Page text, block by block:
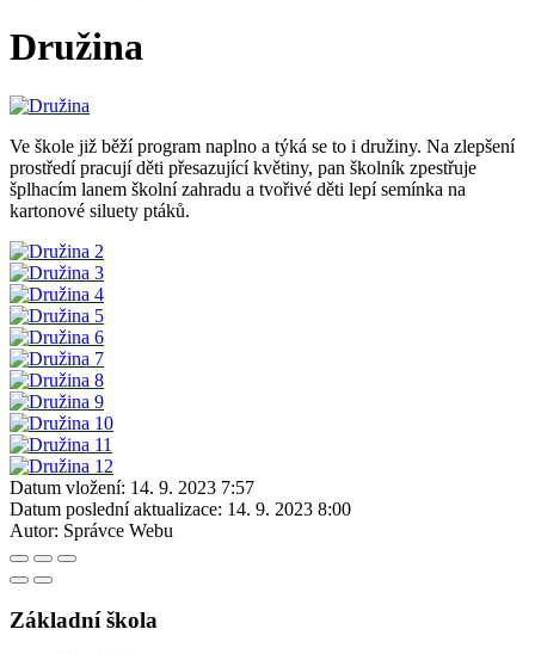
Družina
Ve škole již běží program naplno a týká se to i družiny. Na zlepšení
prostředí pracují děti přesazující květiny, pan školník zpestřuje
šplhacím lanem školní zahradu a tvořivé děti lepí semínka na
kartonové siluety ptáků.
Datum vložení: 14. 9. 2023 7:57
Datum poslední aktualizace: 14. 9. 2023 8:00
Autor: Správce Webu
Základní škola